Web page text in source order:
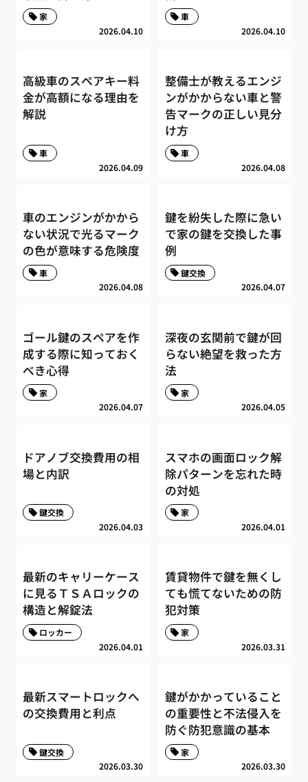
2026.04.10
家
2026.04.10
車
高級車のスペアキー料
金が高額になる理由を
解説
2026.04.09
車
整備士が教えるエンジ
ンがかからない車と警
告マークの正しい見分
け方
2026.04.08
車
車のエンジンがかから
ない状況で光るマーク
の色が意味する危険度
2026.04.08
車
鍵を紛失した際に急い
で家の鍵を交換した事
例
2026.04.07
鍵交換
ゴール鍵のスペアを作
成する際に知っておく
べき心得
2026.04.07
家
深夜の玄関前で鍵が回
らない絶望を救った方
法
2026.04.05
家
ドアノブ交換費用の相
場と内訳
2026.04.03
鍵交換
スマホの画面ロック解
除パターンを忘れた時
の対処
2026.04.01
家
最新のキャリーケース
に見るＴＳＡロックの
構造と解錠法
2026.04.01
ロッカー
賃貸物件で鍵を無くし
ても慌てないための防
犯対策
2026.03.31
家
最新スマートロックへ
の交換費用と利点
2026.03.30
鍵交換
鍵がかかっていること
の重要性と不法侵入を
防ぐ防犯意識の基本
2026.03.30
家